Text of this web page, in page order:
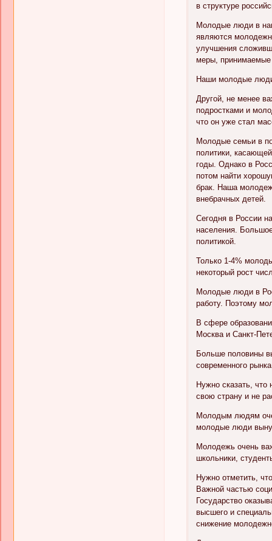
в структуре
Молодые люди в
являются
улучшения
меры, принимаемые
Наши молодые люди
Другой, не менее
подростками и
что он уже стал
Молодые семьи в
политики,
годы. Однако в
потом найти
брак. Наша
внебрачных детей.
Сегодня в России
населения.
политикой.
Только 1-4%
некоторый рост
Молодые люди в
работу. Поэтому
В сфере
Москва и Санкт-
Больше половины
современного
Нужно сказать,
свою страну и не
Молодым людям
молодые люди
Молодежь очень
школьники,
Нужно отметить,
Важной частью
Государство
высшего и
снижение